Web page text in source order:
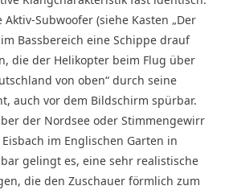
Subwoofer (siehe Kasten „Der
Bassbereich eine Schippe drauf
die der Helikopter beim Flug über
von oben“ durch seine
auch vor dem Bildschirm spürbar.
der Nordsee oder Stimmengewirr
im Englischen Garten in
gelingt es, eine sehr realistische
die den Zuschauer förmlich zum